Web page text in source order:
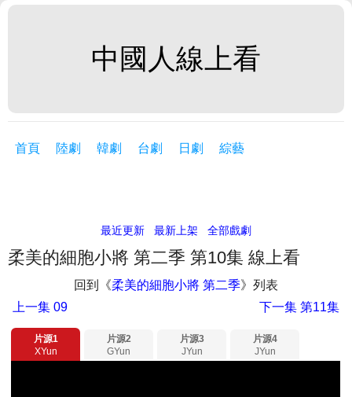
中國人線上看
首頁 陸劇 韓劇 台劇 日劇 綜藝
最近更新 最新上架 全部戲劇
柔美的細胞小將 第二季 第10集 線上看
回到《柔美的細胞小將 第二季》列表
上一集 09 下一集第11集
片源1
XYun
片源2
GYun
片源3
JYun
片源4
JYun